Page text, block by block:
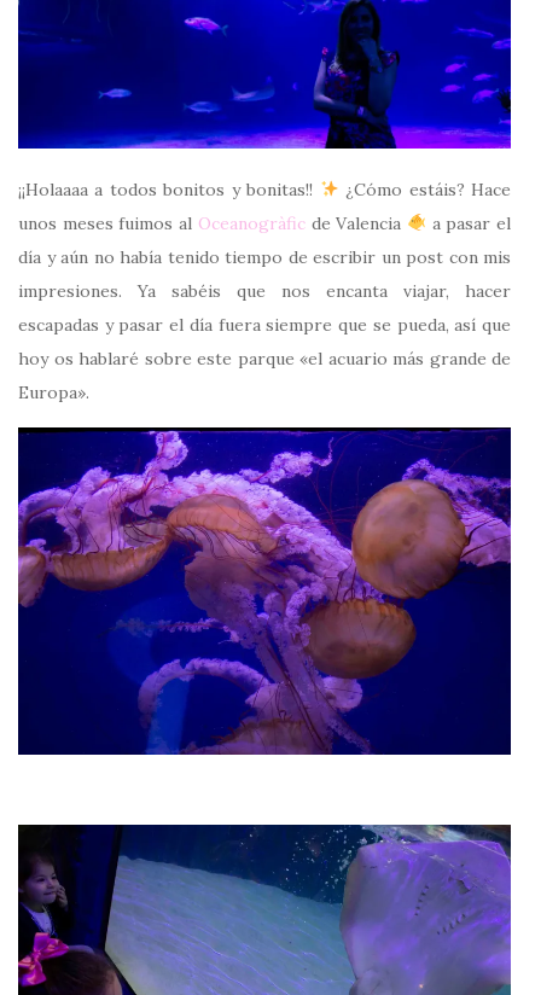
¡¡Holaaaa a todos bonitos y bonitas!!
¿Cómo estáis? Hace
unos meses fuimos al Oceanogràficde Valencia
a pasar el
día y aún no había tenido tiempo de escribir un post con mis
impresiones. Ya sabéis que nos encanta viajar, hacer
escapadas y pasar el día fuera siempre que se pueda, así que
hoy os hablaré sobre este parque «el acuario más grande de
Europa».